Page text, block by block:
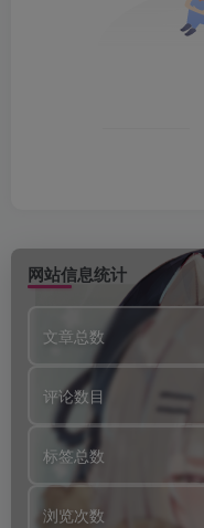
网站信息统计
文章总数
评论数目
标签总数
浏览次数